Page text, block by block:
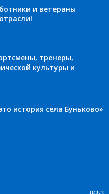
и ветераны
тренеры,
культуры и
история села Буньково»